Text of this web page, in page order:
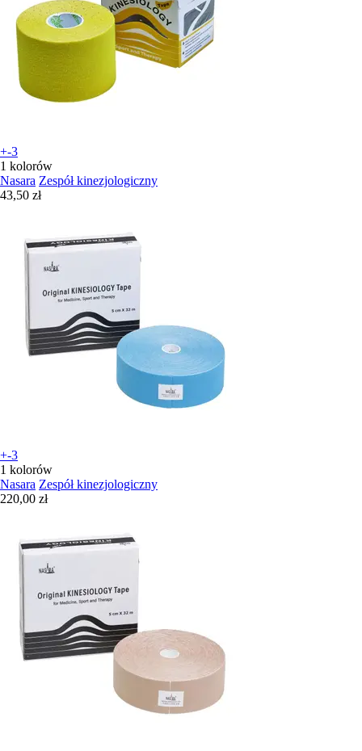
+-3
1 kolorów
Nasara Zespół kinezjologiczny
43,50 zł
+-3
1 kolorów
Nasara Zespół kinezjologiczny
220,00 zł